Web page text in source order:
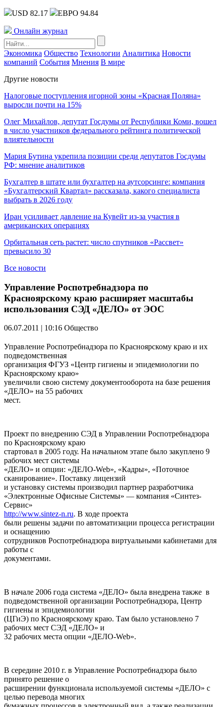
USD 82.17 ЕВРО 94.84
Онлайн журнал
Экономика Общество Технологии Аналитика Новости
компаний События Мнения В мире
Другие новости
Налоговые поступления игорной зоны «Красная Поляна»
выросли почти на 15%
Олег Михайлов, депутат Госдумы от Республики Коми, вошел
в число участников федерального рейтинга политической
влиятельности
Мария Бутина укрепила позиции среди депутатов Госдумы
РФ: мнение аналитиков
Бухгалтер в штате или бухгалтер на аутсорсинге: компания
«Бухгалтерский Квартал» рассказала, какого специалиста
выбрать в 2026 году
Иран усиливает давление на Кувейт из-за участия в
американских операциях
Орбитальная сеть растет: число спутников «Рассвет»
превысило 30
Все новости
Управление Роспотребнадзора по
Красноярскому краю расширяет масштабы
использования СЭД «ДЕЛО» от ЭОС
06.07.2011 | 10:16 Общество
Управление Роспотребнадзора по Красноярскому краю и их
подведомственная
организация ФГУЗ «Центр гигиены и эпидемиологии по
Красноярскому краю»
увеличили свою систему документооборота на базе решения
«ДЕЛО» на 55 рабочих
мест.
Проект по внедрению СЭД в Управлении Роспотребнадзора
по Красноярскому краю
стартовал в 2005 году. На начальном этапе было закуплено 9
рабочих мест системы
«ДЕЛО» и опции: «ДЕЛО-Web», «Кадры», «Поточное
сканирование». Поставку лицензий
и установку системы производил партнер разработчика
«Электронные Офисные Системы» — компания «Синтез-
Сервис»
http://www.sintez-n.ru. В ходе проекта
были решены задачи по автоматизации процесса регистрации
и оснащению
сотрудников Роспотребнадзора виртуальными кабинетами для
работы с
документами.
В начале 2006 года система «ДЕЛО» была внедрена также в
подведомственной организации Роспотребнадзора, Центр
гигиены и эпидемиологии
(ЦГиЭ) по Красноярскому краю. Там было установлено 7
рабочих мест СЭД «ДЕЛО» и
32 рабочих места опции «ДЕЛО-Web».
В середине 2010 г. в Управление Роспотребнадзора было
принято решение о
расширении функционала используемой системы «ДЕЛО» с
целью перевода многих